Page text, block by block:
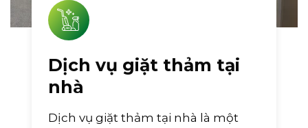
Dịch vụ giặt thảm tại
nhà
Dịch vụ giặt thảm tại nhà là một